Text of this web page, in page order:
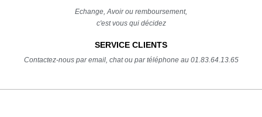
Echange, Avoir ou remboursement,
c'est vous qui décidez
SERVICE CLIENTS
Contactez-nous par email, chat ou par téléphone au 01.83.64.13.65